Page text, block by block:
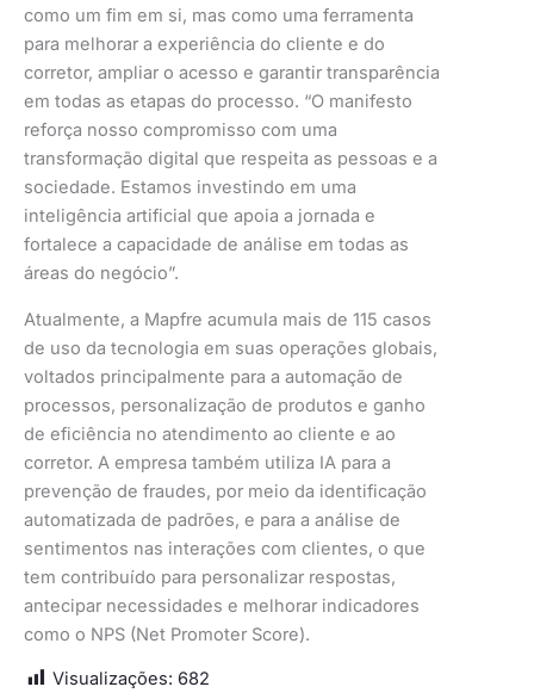
como um fim em si, mas como uma ferramenta
para melhorar a experiência do cliente e do
corretor, ampliar o acesso e garantir transparência
em todas as etapas do processo. “O manifesto
reforça nosso compromisso com uma
transformação digital que respeita as pessoas e a
sociedade. Estamos investindo em uma
inteligência artificial que apoia a jornada e
fortalece a capacidade de análise em todas as
áreas do negócio”.
Atualmente, a Mapfre acumula mais de 115 casos
de uso da tecnologia em suas operações globais,
voltados principalmente para a automação de
processos, personalização de produtos e ganho
de eficiência no atendimento ao cliente e ao
corretor. A empresa também utiliza IA para a
prevenção de fraudes, por meio da identificação
automatizada de padrões, e para a análise de
sentimentos nas interações com clientes, o que
tem contribuído para personalizar respostas,
antecipar necessidades e melhorar indicadores
como o NPS (Net Promoter Score).
Visualizações: 682